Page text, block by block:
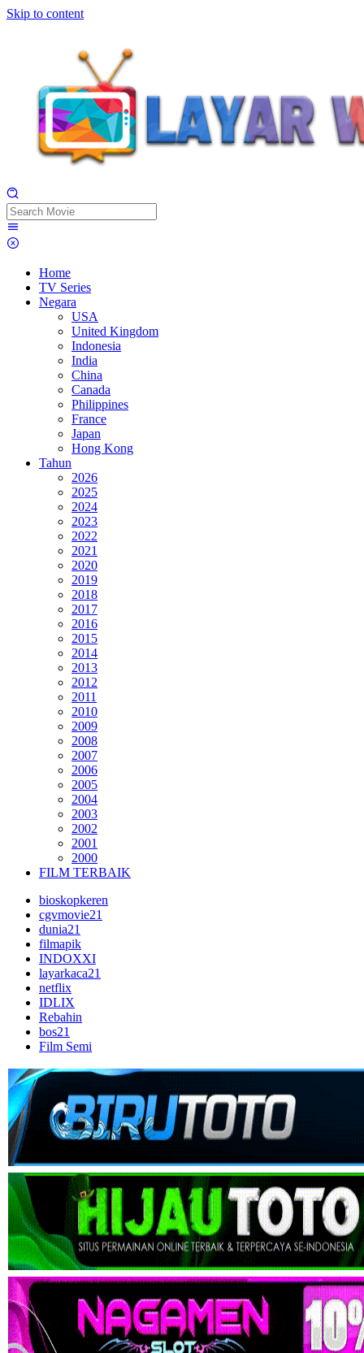
Skip to content
Home
TV Series
Negara
USA
United Kingdom
Indonesia
India
China
Canada
Philippines
France
Japan
Hong Kong
Tahun
2026
2025
2024
2023
2022
2021
2020
2019
2018
2017
2016
2015
2014
2013
2012
2011
2010
2009
2008
2007
2006
2005
2004
2003
2002
2001
2000
FILM TERBAIK
bioskopkeren
cgvmovie21
dunia21
filmapik
INDOXXI
layarkaca21
netflix
IDLIX
Rebahin
bos21
Film Semi